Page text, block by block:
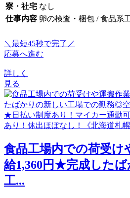
寮・社宅 なし
仕事内容 卵の検査・梱包 / 食品系
＼最短45秒で完了／
応募へ進む
詳しく
見る
食品工場内での荷受け
給1,360円★完成した
工...